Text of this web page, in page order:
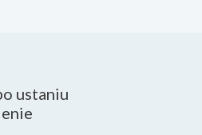
ustaniu